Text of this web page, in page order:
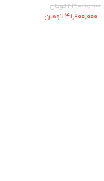
۴۳,۰۰۰,۰۰۰ تومان
۴۱,۹۰۰,۰۰۰ تومان